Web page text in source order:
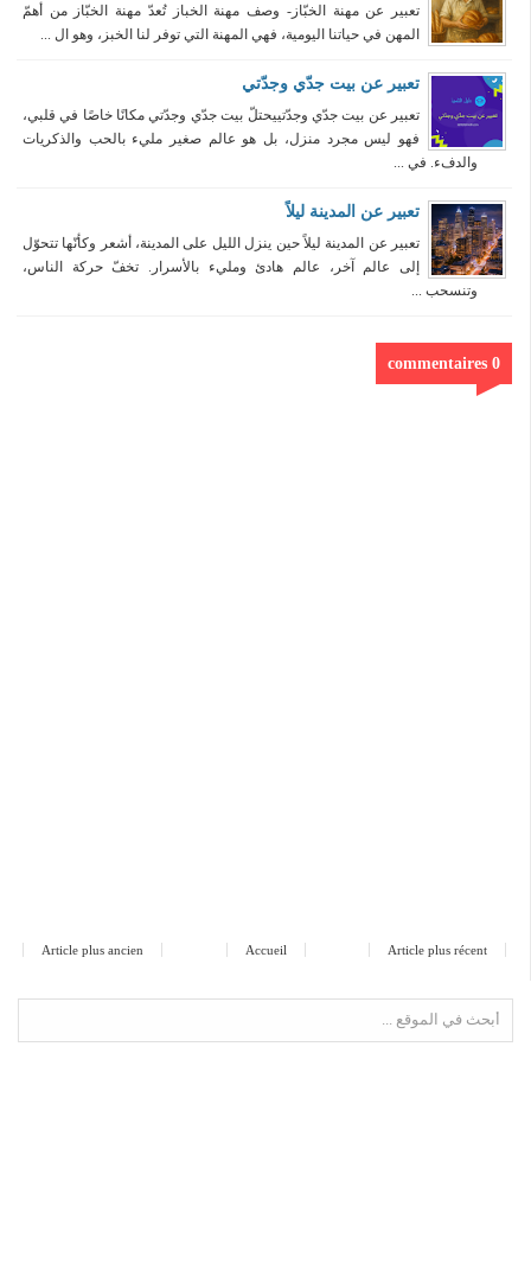
تعبير عن مهنة الخبّاز- وصف مهنة الخباز تُعدّ مهنة الخبّاز من أهمّ
المهن في حياتنا اليومية، فهي المهنة التي توفر لنا الخبز، وهو ال ...
تعبير عن بيت جدّي وجدّتي
تعبير عن بيت جدّي وجدّتييحتلّ بيت جدّي وجدّتي مكانًا خاصًا في قلبي،
فهو ليس مجرد منزل، بل هو عالم صغير مليء بالحب والذكريات
والدفء. في ...
تعبير عن المدينة ليلاً
تعبير عن المدينة ليلاً حين ينزل الليل على المدينة، أشعر وكأنّها تتحوّل
إلى عالم آخر، عالم هادئ ومليء بالأسرار. تخفّ حركة الناس،
وتنسحب ...
0 commentaires
Article plus récent
Article plus ancien Accueil